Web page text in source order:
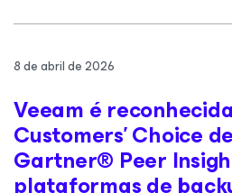
8 de abril de 2026
Veeam é
Customers’ Choice
Gartner® Peer
plataformas de